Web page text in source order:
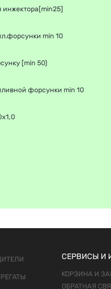
инжектора[min25]
min 10
[min 50)
форсунки min 10
СЕРВИСЫ И
КОРЗИНА И
ОБРАТНАЯ